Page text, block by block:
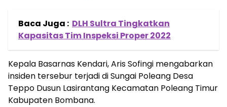
Baca Juga : DLH Sultra Tingkatkan
Kapasitas Tim Inspeksi Proper 2022
Kepala Basarnas Kendari, Aris Sofingi mengabarkan
insiden tersebur terjadi di Sungai Poleang Desa
Teppo Dusun Lasirantang Kecamatan Poleang Timur
Kabupaten Bombana.